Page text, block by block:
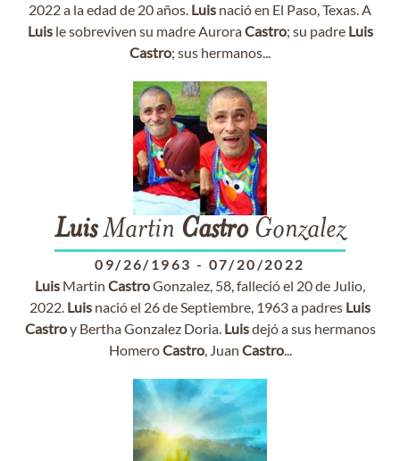
2022 a la edad de 20 años. Luis nació en El Paso, Texas. A
Luisle sobreviven su madre AuroraCastro; su padre Luis
Castro; sus hermanos...
LuisMartin CastroGonzalez
09/26/1963 - 07/20/2022
Luis Martin CastroGonzalez, 58, falleció el 20 de Julio,
2022. Luis nació el 26 de Septiembre, 1963 a padres Luis
Castroy Bertha Gonzalez Doria. Luisdejó a sus hermanos
HomeroCastro, Juan Castro...